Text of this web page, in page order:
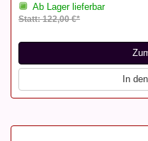
Ab Lager lieferbar
Statt: 122,00 €*
In